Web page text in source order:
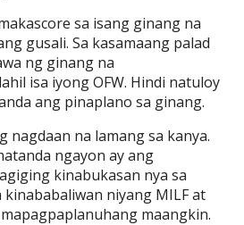
sa isang ginang na
gusali. Sa kasamaang palad
ng ginang na
isa iyong OFW. Hindi natuloy
ang pinaplano sa ginang.
nagdaan na lamang sa kanya.
ngayon ay ang
kinabukasan nya sa
kinababaliwan niyang MILF at
maangkin.